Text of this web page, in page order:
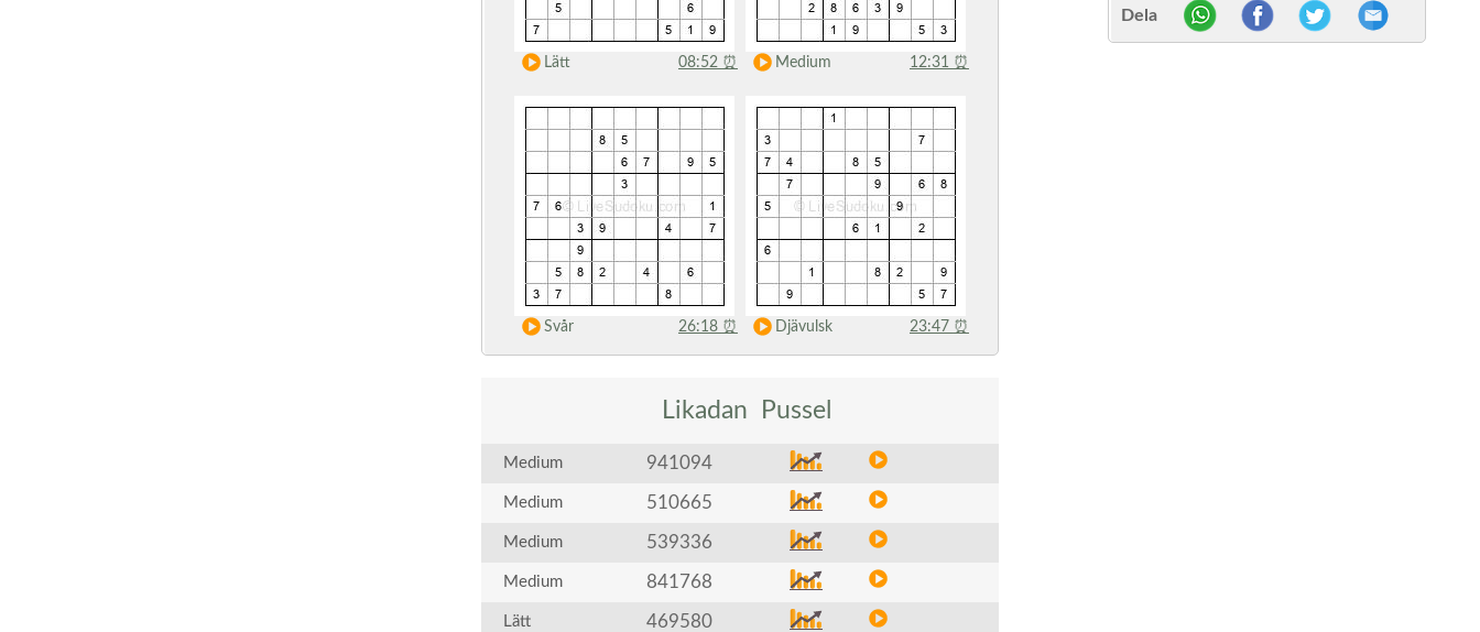
Lätt 08:52 ⏰ Medium 12:31 ⏰
Svår 26:18 ⏰ Djävulsk 23:47 ⏰
Likadan Pussel
Medium 941094
Medium 510665
Medium 539336
Medium 841768
Lätt 469580
Dela